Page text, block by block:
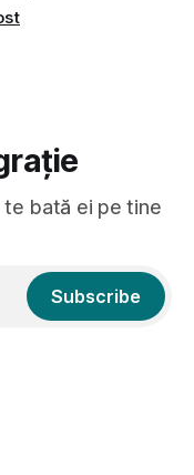
bată ei pe tine
Subscribe